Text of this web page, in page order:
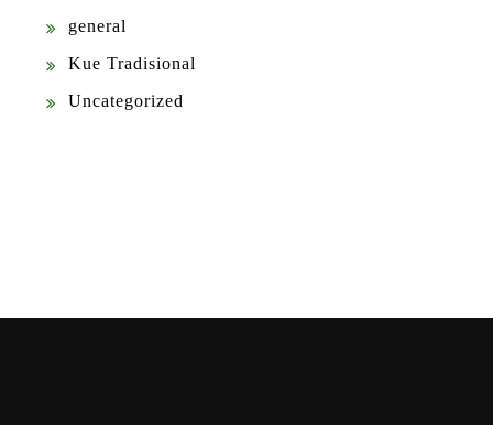
general
Kue Tradisional
Uncategorized